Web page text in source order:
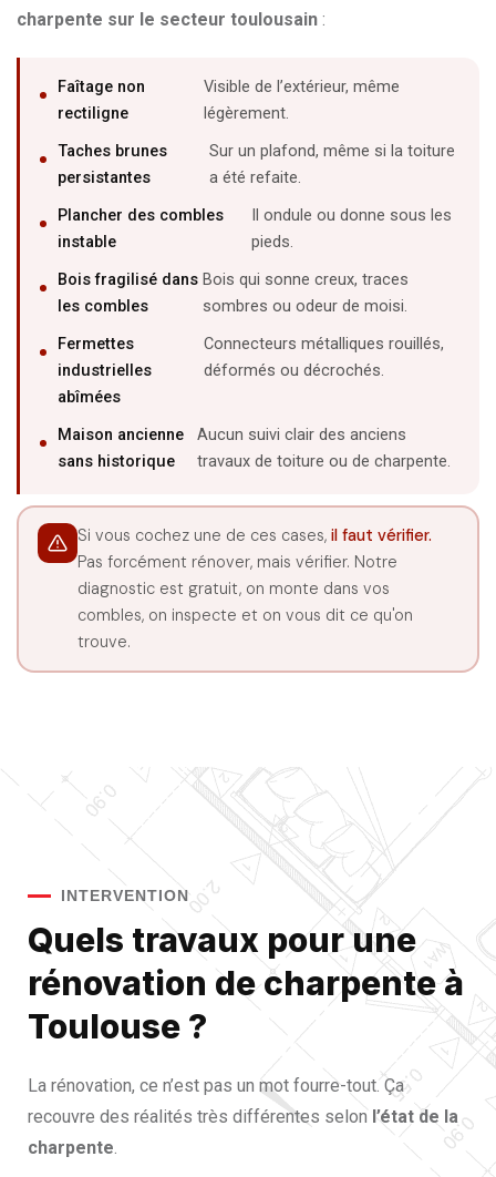
charpente sur le secteur toulousain :
Faîtage non
rectiligne
Visible de l’extérieur, même
légèrement.
Taches brunes
persistantes
Sur un plafond, même si la toiture
a été refaite.
Plancher des combles
instable
Il ondule ou donne sous les
pieds.
Bois fragilisé dans
les combles
Bois qui sonne creux, traces
sombres ou odeur de moisi.
Fermettes
industrielles
abîmées
Connecteurs métalliques rouillés,
déformés ou décrochés.
Maison ancienne
sans historique
Aucun suivi clair des anciens
travaux de toiture ou de charpente.
Si vous cochez une de ces cases, il faut vérifier.
Pas forcément rénover, mais vérifier. Notre
diagnostic est gratuit, on monte dans vos
combles, on inspecte et on vous dit ce qu'on
trouve.
INTERVENTION
Quels travaux pour une
rénovation de charpente à
Toulouse ?
La rénovation, ce n’est pas un mot fourre-tout. Ça
recouvre des réalités très différentes selon l’état de la
charpente